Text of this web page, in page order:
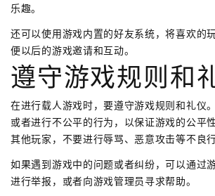
乐趣。
还可以使用游戏内置的好友系统，将喜欢的
便以后的游戏邀请和互动。
遵守游戏规则和
在进行载人游戏时，要遵守游戏规则和礼仪
或者进行不公平的行为，以保证游戏的公平
其他玩家，不要进行辱骂、恶意攻击等不良行
如果遇到游戏中的问题或者纠纷，可以通过
进行举报，或者向游戏管理员寻求帮助。